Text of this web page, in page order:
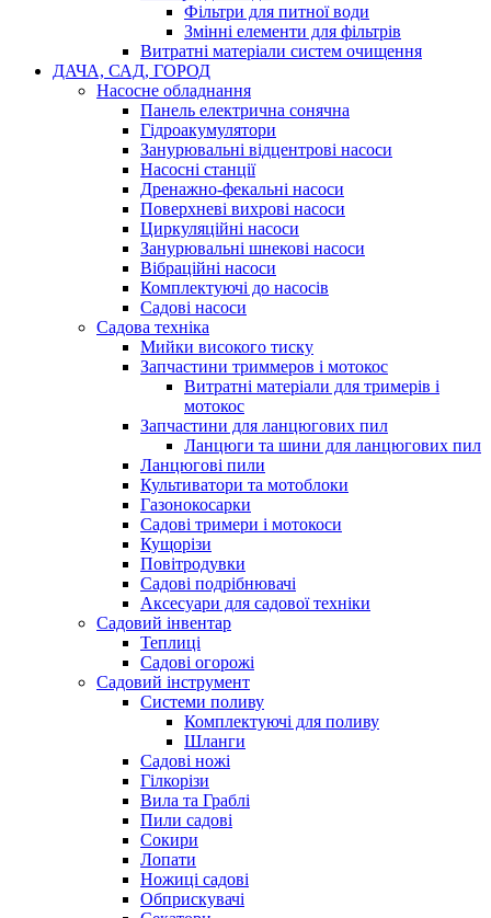
Фільтри для питної води
Змінні елементи для фільтрів
Витратні матеріали систем очищення
ДАЧА, САД, ГОРОД
Насосне обладнання
Панель електрична сонячна
Гідроакумулятори
Занурювальні відцентрові насоси
Насосні станції
Дренажно-фекальні насоси
Поверхневі вихрові насоси
Циркуляційні насоси
Занурювальні шнекові насоси
Вібраційні насоси
Комплектуючі до насосів
Cадові насоси
Садова техніка
Мийки високого тиску
Запчастини триммеров і мотокос
Витратні матеріали для тримерів і
мотокос
Запчастини для ланцюгових пил
Ланцюги та шини для ланцюгових пил
Ланцюгові пили
Культиватори та мотоблоки
Газонокосарки
Садові тримери і мотокоси
Кущорізи
Повітродувки
Садові подрібнювачі
Аксесуари для садової техніки
Садовий інвентар
Теплиці
Садові огорожі
Садовий інструмент
Системи поливу
Комплектуючі для поливу
Шланги
Садові ножі
Гілкорізи
Вила та Граблі
Пили садові
Сокири
Лопати
Ножиці садові
Обприскувачі